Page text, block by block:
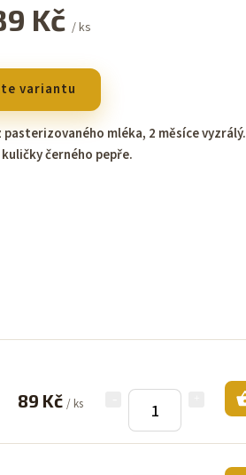
Kč / ks
variantu
pasterizovaného mléka, 2 měsíce vyzrálý.
černého pepře.
89 Kč / ks